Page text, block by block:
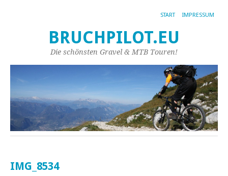
START IMPRESSUM
BRUCHPILOT.EU
Die schönsten Gravel & MTB Touren!
IMG_8534